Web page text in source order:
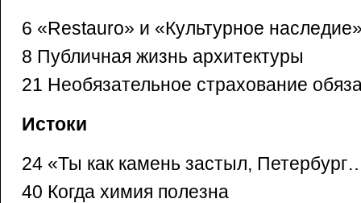
6 «Restauro» и «Культурное
8 Публичная жизнь архитектуры
21 Необязательное страхование
Истоки
24 «Ты как камень застыл,
40 Когда химия полезна